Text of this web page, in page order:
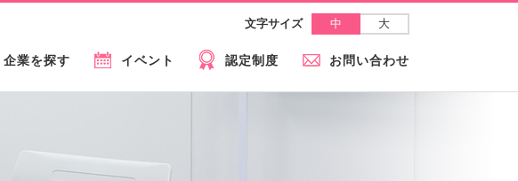
文字サイズ 中 大
企業を探す イベント 認定制度 お問い合わせ